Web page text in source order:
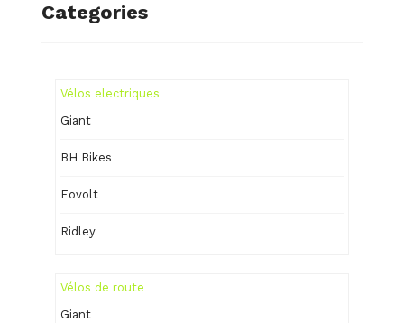
Categories
Vélos electriques
Giant
BH Bikes
Eovolt
Ridley
Vélos de route
Giant